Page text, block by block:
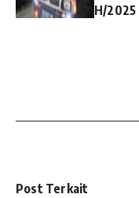
H/2025
Post Terkait